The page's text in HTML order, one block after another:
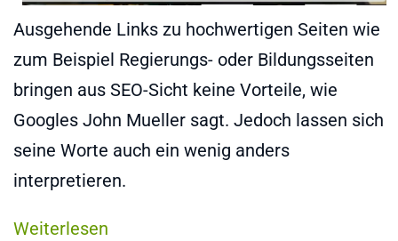
Ausgehende Links zu hochwertigen Seiten wie
zum Beispiel Regierungs- oder Bildungsseiten
bringen aus SEO-Sicht keine Vorteile, wie
Googles John Mueller sagt. Jedoch lassen sich
seine Worte auch ein wenig anders
interpretieren.
Weiterlesen